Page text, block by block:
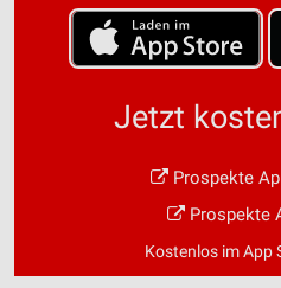
Jetzt
Prospekte
Prospekte
Kostenlos im App